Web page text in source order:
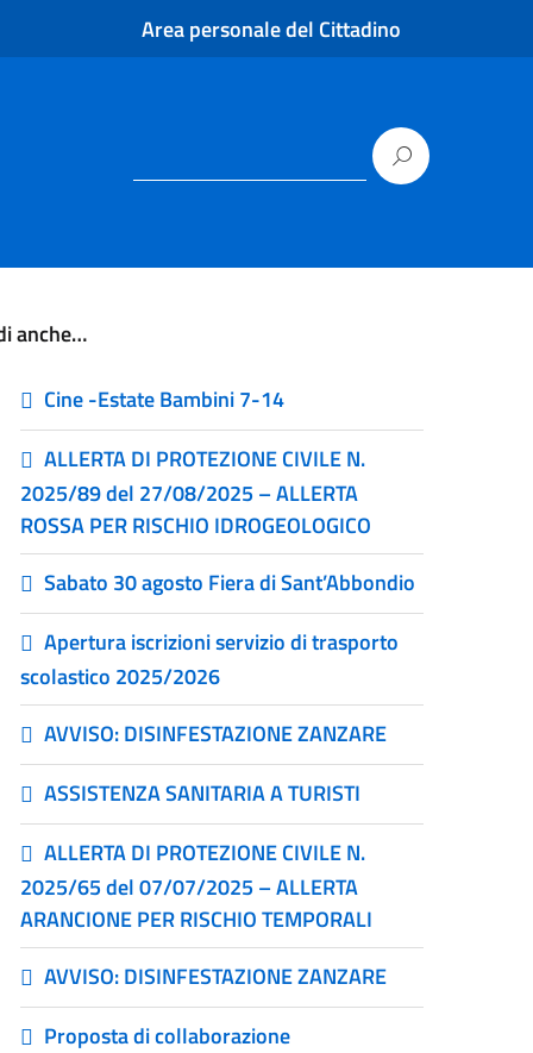
Area personale del Cittadino
anche…
Cine -Estate Bambini 7-14
ALLERTA DI PROTEZIONE CIVILE N.
2025/89 del 27/08/2025 – ALLERTA
ROSSA PER RISCHIO IDROGEOLOGICO
Sabato 30 agosto Fiera di Sant’Abbondio
Apertura iscrizioni servizio di trasporto
scolastico 2025/2026
AVVISO: DISINFESTAZIONE ZANZARE
ASSISTENZA SANITARIA A TURISTI
ALLERTA DI PROTEZIONE CIVILE N.
2025/65 del 07/07/2025 – ALLERTA
ARANCIONE PER RISCHIO TEMPORALI
AVVISO: DISINFESTAZIONE ZANZARE
Proposta di collaborazione